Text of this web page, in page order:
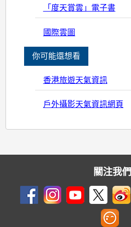
「度天賞雲」電子書
國際雲圖
你可能還想看
香港旅遊天氣資訊
戶外攝影天氣資訊網頁
關注我們